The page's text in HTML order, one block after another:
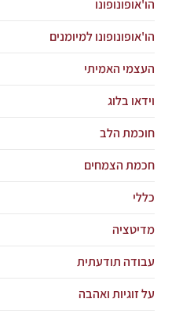
הו'אופונופונו
הו'אופונופונו למיומנים
העצמי האמיתי
וידאו בלוג
חוכמת הלב
חכמת הצמחים
כללי
מדיטציה
עבודה תודעתית
על זוגיות ואהבה